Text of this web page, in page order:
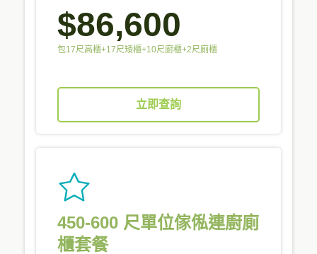
$86,600
包17尺高櫃+17尺矮櫃+10尺廚櫃+2尺廁櫃
立即查詢
450-600 尺單位傢俬連廚廁
櫃套餐